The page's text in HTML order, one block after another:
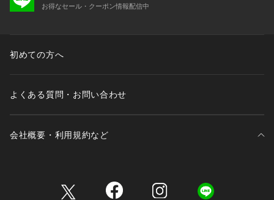
お得なセール・クーポン情報配信中
初めての方へ
よくある質問・お問い合わせ
会社概要・利用規約など